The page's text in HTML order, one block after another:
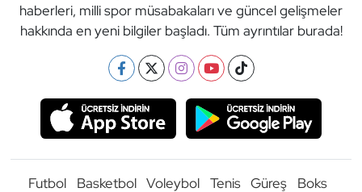
haberleri, milli spor müsabakaları ve güncel gelişmeler
hakkında en yeni bilgiler başladı. Tüm ayrıntılar burada!
Futbol Basketbol Voleybol Tenis Güreş Boks